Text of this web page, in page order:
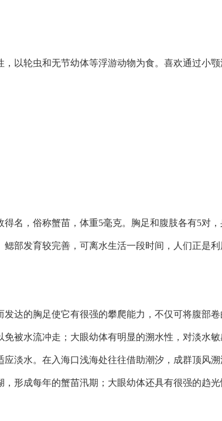
以轮虫和无节幼体等浮游动物为食。喜欢通过小颚
名，俗称蟹苗，体重5毫克。胸足和腹肢各有5对
部发育较完善，可离水生活一段时间，人们正是
达的胸足使它有很强的攀爬能力，不仅可将腹部
被水流冲走；大眼幼体有明显的溯水性，对淡水
淡水。在入海口浅海处往往借助潮汐，成群顶风
形成每年的蟹苗汛期；大眼幼体还具有很强的趋